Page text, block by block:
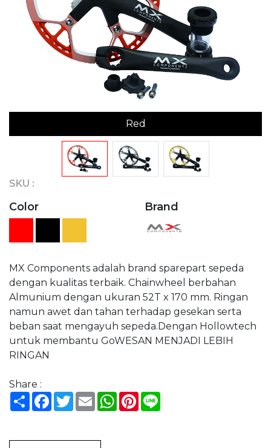
Red
SKU :
Color Brand
MX Components adalah brand sparepart sepeda
dengan kualitas terbaik. Chainwheel berbahan
Almunium dengan ukuran 52T x 170 mm. Ringan
namun awet dan tahan terhadap gesekan serta
beban saat mengayuh sepeda.Dengan Hollowtech
untuk membantu GoWESAN MENJADI LEBIH
RINGAN
Share :
ShareFacebook
TwitterEmailWhatsApp
Pinterest